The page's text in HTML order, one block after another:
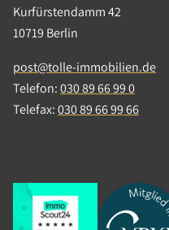
Etagenwohnung
Berlin
Verkauft in 6
Kurfürstendamm 42
10719 Berlin
post@tolle-immobilien.de
Telefon:030 89 66 99 0
Telefax:030 89 66 99 66